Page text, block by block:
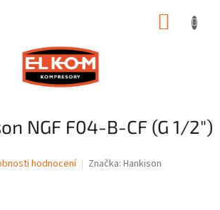
NGF F04-B-CF (G 1/2")
hodnocení Značka: Hankison